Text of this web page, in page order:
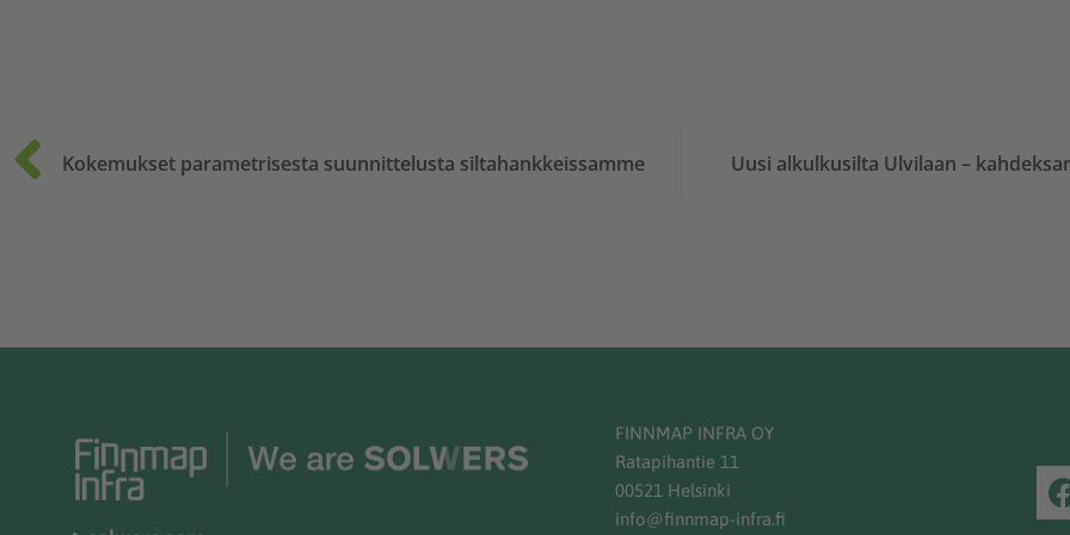
Kokemukset parametrisesta suunnittelusta siltahankkeissamme Uusi alkulkusilta Ulvilaan –
FINNMAP INFRA OY
Ratapihantie 11
00521 Helsinki
info@finnmap-infra.fi